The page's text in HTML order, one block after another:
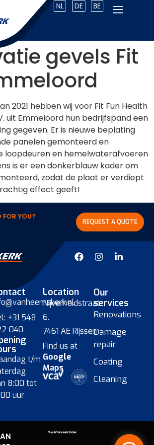
NL DE BE
gevels Fit
2021 hebben wij voor Fit Fun Health
uit Emmeloord hun bedrijfspand een
gegeven. Er is nieuwe beplating
panelen gemonteerd en
loopdeuren en hemelwaterafvoeren
is er een donkerblauw kader om
zodat de plaat er verdiept
effect geeft!
YOU?
REQUEST A QUOTE
+31 548
040
t/m
8:00 tot
uur
Location
Nijverheidstraat
6.
7461 AE Rijssen
Find us at
Google
Maps
Our
services
Renovations
Damage
repair
Coating
Cleaning